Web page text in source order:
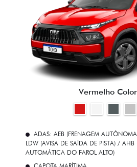
Vermelho
ADAS: AEB (FRENAGEM
LDW (AVISA DE SAÍDA DE PISTA) /
AUTOMÁTICA DO FAROL ALTO)